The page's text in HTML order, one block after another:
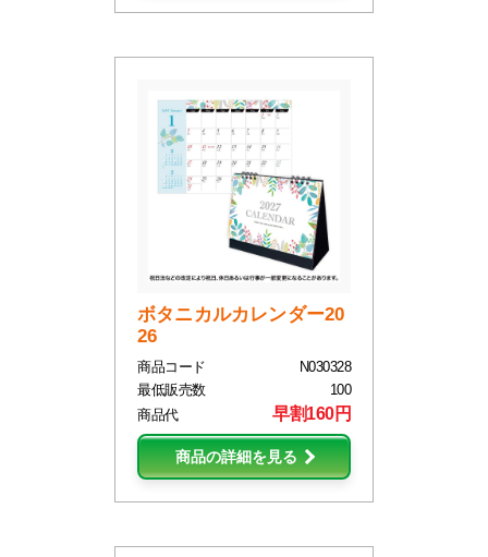
ボタニカルカレンダー20
26
商品コード
N030328
最低販売数
100
商品代
早割160円
商品の詳細を見る